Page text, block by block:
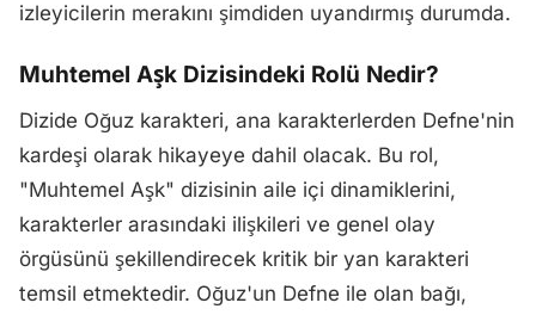
izleyicilerin merakını şimdiden uyandırmış durumda.
Muhtemel Aşk Dizisindeki Rolü Nedir?
Dizide Oğuz karakteri, ana karakterlerden Defne'nin
kardeşi olarak hikayeye dahil olacak. Bu rol,
"Muhtemel Aşk" dizisinin aile içi dinamiklerini,
karakterler arasındaki ilişkileri ve genel olay
örgüsünü şekillendirecek kritik bir yan karakteri
temsil etmektedir. Oğuz'un Defne ile olan bağı,